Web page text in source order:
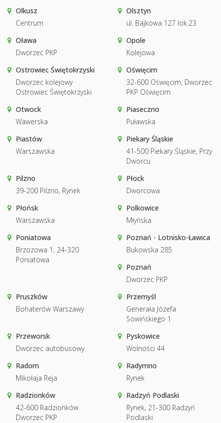
Olkusz
Centrum
Olsztyn
ul. Bajkowa 127 lok.23
Oława
Dworzec PKP
Opole
Kolejowa
Ostrowiec Świętokrzyski
Dworzec kolejowy
Ostrowiec Świętokrzyski
Oświęcim
32-600 Oświęcim, Dworzec
PKP Oświęcim
Otwock
Wawerska
Piaseczno
Puławska
Piastów
Warszawska
Piekary Śląskie
41-500 Piekary Śląskie, Przy
Dworcu
Pilzno
39-200 Pilzno, Rynek
Płock
Dworcowa
Płońsk
Warszawska
Polkowice
Młyńska
Poniatowa
Brzozowa 1, 24-320
Poniatowa
Poznań - Lotnisko-Ławica
Bukowska 285
Poznań
Dworzec PKP
Pruszków
Bohaterów Warszawy
Przemyśl
Generała Józefa
Sowińskiego 1
Przeworsk
Dworzec autobusowy
Pyskowice
Wolności 44
Radom
Mikołaja Reja
Radymno
Rynek
Radzionków
42-600 Radzionków
Dworzec PKP
Radzyń Podlaski
Rynek, 21-300 Radzyń
Podlaski